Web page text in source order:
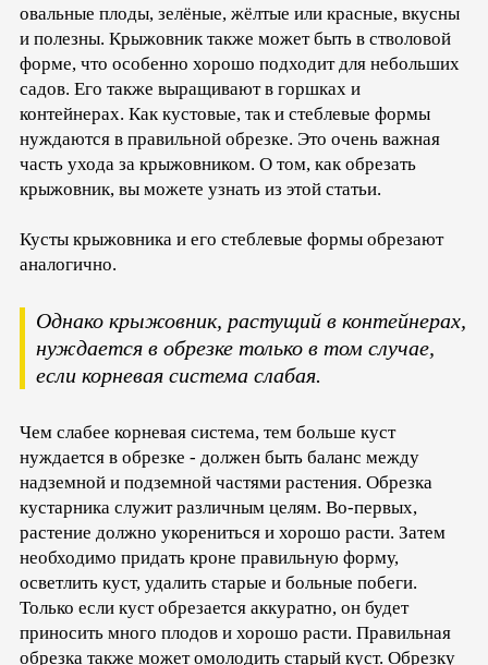
овальные плоды, зелёные, жёлтые или красные, вкусны
и полезны. Крыжовник также может быть в стволовой
форме, что особенно хорошо подходит для небольших
садов. Его также выращивают в горшках и
контейнерах. Как кустовые, так и стеблевые формы
нуждаются в правильной обрезке. Это очень важная
часть ухода за крыжовником. О том, как обрезать
крыжовник, вы можете узнать из этой статьи.
Кусты крыжовника и его стеблевые формы обрезают
аналогично.
Однако крыжовник, растущий в контейнерах,
нуждается в обрезке только в том случае,
если корневая система слабая.
Чем слабее корневая система, тем больше куст
нуждается в обрезке - должен быть баланс между
надземной и подземной частями растения. Обрезка
кустарника служит различным целям. Во-первых,
растение должно укорениться и хорошо расти. Затем
необходимо придать кроне правильную форму,
осветлить куст, удалить старые и больные побеги.
Только если куст обрезается аккуратно, он будет
приносить много плодов и хорошо расти. Правильная
обрезка также может омолодить старый куст. Обрезку